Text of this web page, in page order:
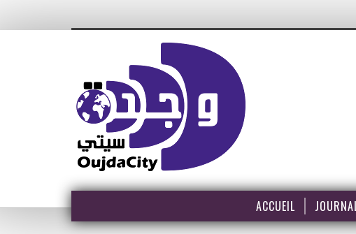
ACCUEIL